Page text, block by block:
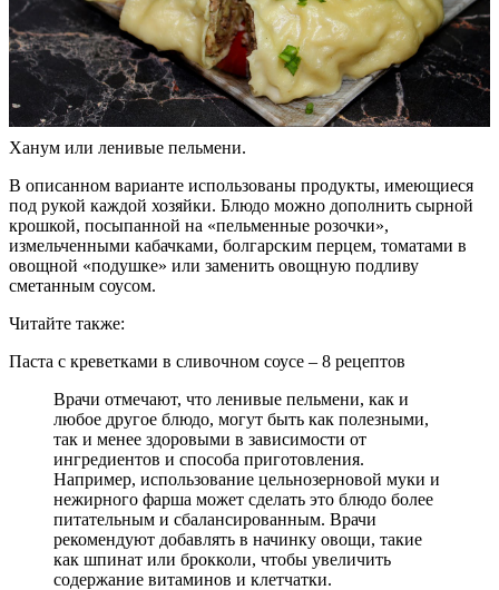
Ханум или ленивые пельмени.
В описанном варианте использованы продукты, имеющиеся
под рукой каждой хозяйки. Блюдо можно дополнить сырной
крошкой, посыпанной на «пельменные розочки»,
измельченными кабачками, болгарским перцем, томатами в
овощной «подушке» или заменить овощную подливу
сметанным соусом.
Читайте также:
Паста с креветками в сливочном соусе – 8 рецептов
Врачи отмечают, что ленивые пельмени, как и
любое другое блюдо, могут быть как полезными,
так и менее здоровыми в зависимости от
ингредиентов и способа приготовления.
Например, использование цельнозерновой муки и
нежирного фарша может сделать это блюдо более
питательным и сбалансированным. Врачи
рекомендуют добавлять в начинку овощи, такие
как шпинат или брокколи, чтобы увеличить
содержание витаминов и клетчатки.